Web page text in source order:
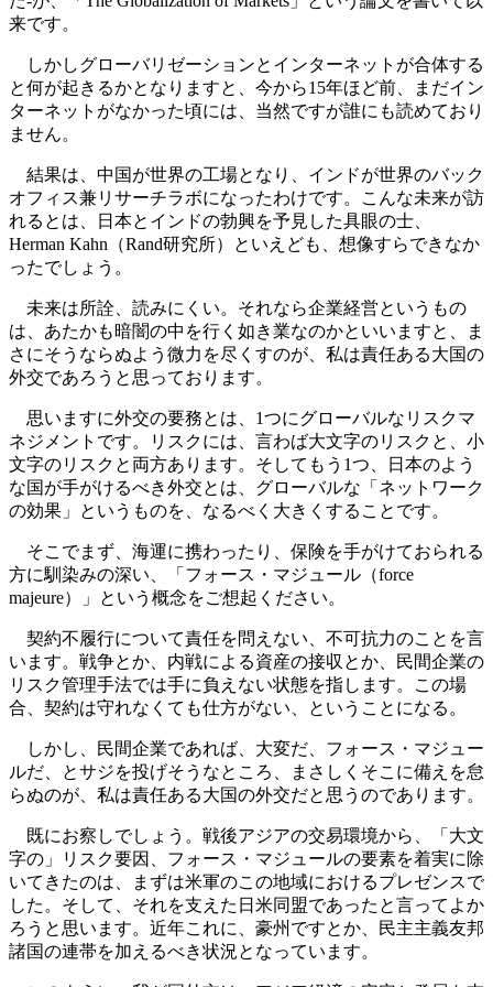
来です。
しかしグローバリゼーションとインターネットが合体する
と何が起きるかとなりますと、今から15年ほど前、まだイン
ターネットがなかった頃には、当然ですが誰にも読めており
ません。
結果は、中国が世界の工場となり、インドが世界のバック
オフィス兼リサーチラボになったわけです。こんな未来が訪
れるとは、日本とインドの勃興を予見した具眼の士、
Herman Kahn（Rand研究所）といえども、想像すらできなか
ったでしょう。
未来は所詮、読みにくい。それなら企業経営というもの
は、あたかも暗闇の中を行く如き業なのかといいますと、ま
さにそうならぬよう微力を尽くすのが、私は責任ある大国の
外交であろうと思っております。
思いますに外交の要務とは、1つにグローバルなリスクマ
ネジメントです。リスクには、言わば大文字のリスクと、小
文字のリスクと両方あります。そしてもう1つ、日本のよう
な国が手がけるべき外交とは、グローバルな「ネットワーク
の効果」というものを、なるべく大きくすることです。
そこでまず、海運に携わったり、保険を手がけておられる
方に馴染みの深い、「フォース・マジュール（force
majeure）」という概念をご想起ください。
契約不履行について責任を問えない、不可抗力のことを言
います。戦争とか、内戦による資産の接収とか、民間企業の
リスク管理手法では手に負えない状態を指します。この場
合、契約は守れなくても仕方がない、ということになる。
しかし、民間企業であれば、大変だ、フォース・マジュー
ルだ、とサジを投げそうなところ、まさしくそこに備えを怠
らぬのが、私は責任ある大国の外交だと思うのであります。
既にお察しでしょう。戦後アジアの交易環境から、「大文
字の」リスク要因、フォース・マジュールの要素を着実に除
いてきたのは、まずは米軍のこの地域におけるプレゼンスで
した。そして、それを支えた日米同盟であったと言ってよか
ろうと思います。近年これに、豪州ですとか、民主主義友邦
諸国の連帯を加えるべき状況となっています。